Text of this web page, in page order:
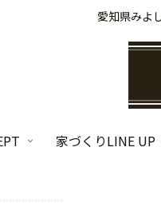
愛知県みよ
家づくりLINE UP